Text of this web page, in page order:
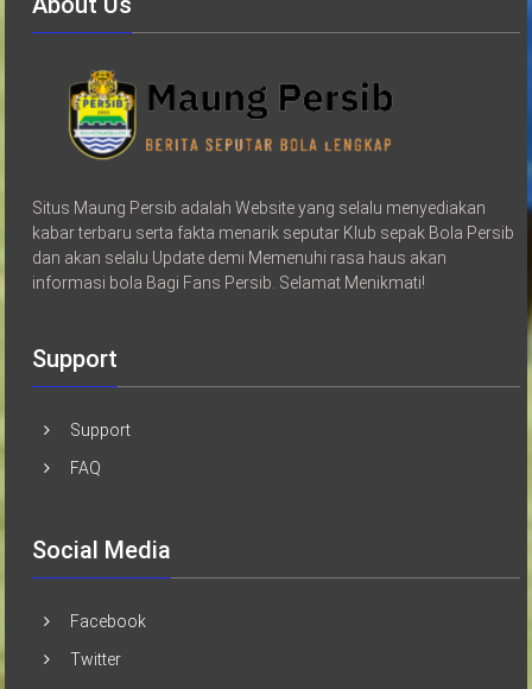
Situs Maung Persib adalah Website yang selalu menyediakan
kabar terbaru serta fakta menarik seputar Klub sepak Bola Persib
dan akan selalu Update demi Memenuhi rasa haus akan
informasi bola Bagi Fans Persib. Selamat Menikmati!
Support
Support
FAQ
Social Media
Facebook
Twitter